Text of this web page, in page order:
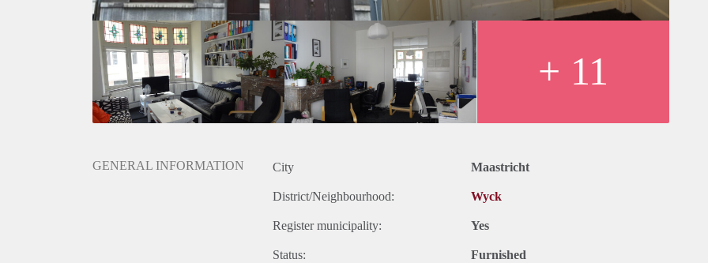
+ 11
GENERAL INFORMATION City Maastricht
District/Neighbourhood: Wyck
Register municipality: Yes
Status: Furnished